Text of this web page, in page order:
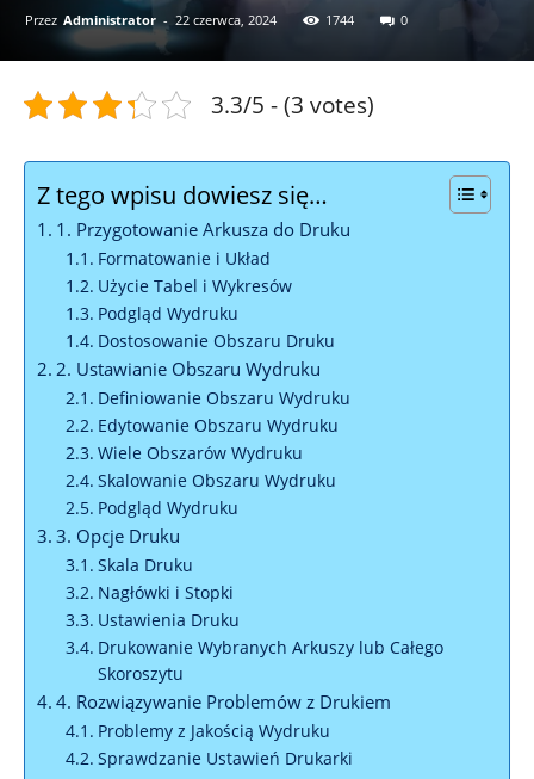
Przez Administrator - 22 czerwca, 2024 1744 0
3.3/5 - (3 votes)
Z tego wpisu dowiesz się…
1. Przygotowanie Arkusza do Druku
Formatowanie i Układ
Użycie Tabel i Wykresów
Podgląd Wydruku
Dostosowanie Obszaru Druku
2. Ustawianie Obszaru Wydruku
Definiowanie Obszaru Wydruku
Edytowanie Obszaru Wydruku
Wiele Obszarów Wydruku
Skalowanie Obszaru Wydruku
Podgląd Wydruku
3. Opcje Druku
Skala Druku
Nagłówki i Stopki
Ustawienia Druku
Drukowanie Wybranych Arkuszy lub Całego
Skoroszytu
4. Rozwiązywanie Problemów z Drukiem
Problemy z Jakością Wydruku
Sprawdzanie Ustawień Drukarki